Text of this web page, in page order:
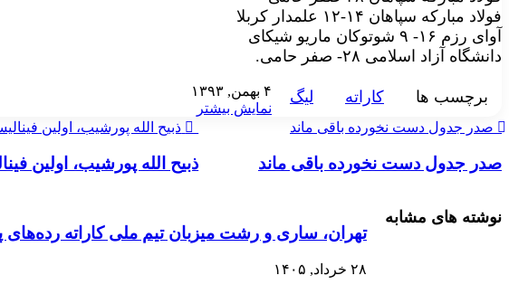
فولاد مبارکه سپاهان ۱۴-۱۲ علمدار کربلا
آوای رزم ۱۶- ۹ شوتوکان ماریو شیکای
دانشگاه آزاد اسلامی ۲۸- صفر حامی.
برچسب ها کاراته ليگ
۴ بهمن, ۱۳۹۳
نمایش بیشتر
صدر جدول دست نخورده باقی ماند
صدر جدول دست نخورده باقی ماند
ذبیح الله پورشیب، اولین
ذبیح الله پورشیب، اولین
نوشته های مشابه
تهران، ساری و رشت میزبان تیم ملی کاراته رده‌های
۲۸ خرداد, ۱۴۰۵